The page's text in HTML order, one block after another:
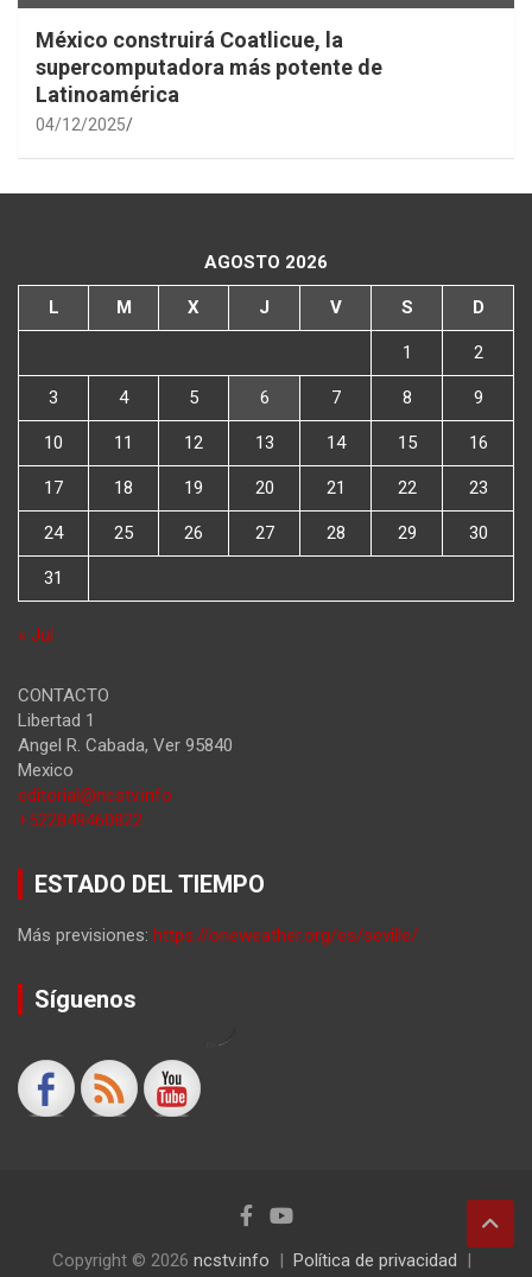
México construirá Coatlicue, la
supercomputadora más potente de
Latinoamérica
04/12/2025
AGOSTO 2026
L M X J V S D
1 2
3 4 5 6 7 8 9
10 11 12 13 14 15 16
17 18 19 20 21 22 23
24 25 26 27 28 29 30
31
« Jul
CONTACTO
Libertad 1
Angel R. Cabada, Ver 95840
Mexico
editorial@ncstv.info
+522849460822
ESTADO DEL TIEMPO
Más previsiones: https://oneweather.org/es/seville/
Síguenos
Copyright © 2026 ncstv.info Política de privacidad